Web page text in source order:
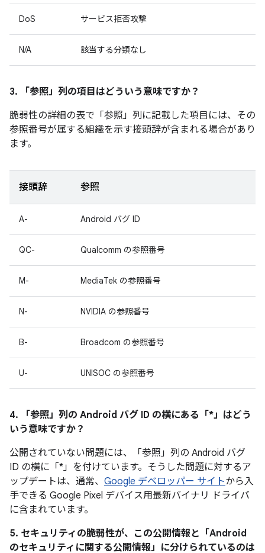
DoS サービス拒否攻撃
N/A 該当する分類なし
3. 「参照」 列の項目はどういう意味ですか？
脆弱性の詳細の表で「参照」 列に記載した項目には、その
参照番号が属する組織を示す接頭辞が含まれる場合があり
ます。
接頭辞 参照
A- Android バグ ID
QC- Qualcomm の参照番号
M- MediaTek の参照番号
N- NVIDIA の参照番号
B- Broadcom の参照番号
U- UNISOC の参照番号
4. 「参照」 列の Android バグ ID の横にある「*」はどう
いう意味ですか？
公開されていない問題には、「参照」列の Android バグ
ID の横に「*」を付けています。そうした問題に対するア
ップデートは、通常、 Google デベロッパー サイトから入
手できる Google Pixel デバイス用最新バイナリ ドライバ
に含まれています。
5. セキュリティの脆弱性が、この公開情報と「Android
のセキュリティに関する公開情報」に分けられているのは